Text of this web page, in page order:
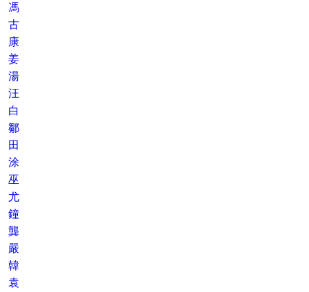
馮
古
康
姜
湯
汪
白
鄒
田
涂
巫
尤
鐘
龔
嚴
韓
袁